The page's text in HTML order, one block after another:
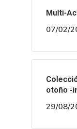
Multi-
07/02/
otoño -
29/08/